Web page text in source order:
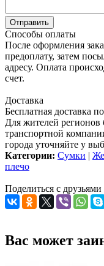
Способы оплаты
После оформления
предоплату, затем
адресу. Оплата
счет.
Доставка
Бесплатная доставка
Для жителей регионов
транспортной
города уточняйте у
Категории: Сумки |
плечо
Поделиться с друзьями
Вас может